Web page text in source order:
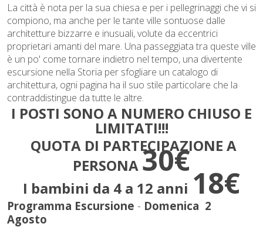
La città è nota per la sua chiesa e per i pellegrinaggi che vi si
compiono, ma anche per le tante ville sontuose dalle
architetture bizzarre e inusuali, volute da eccentrici
proprietari amanti del mare. Una passeggiata tra queste ville
è un po' come tornare indietro nel tempo, una divertente
escursione nella Storia per sfogliare un catalogo di
architettura, ogni pagina ha il suo stile particolare che la
contraddistingue da tutte le altre.
I POSTI SONO A NUMERO CHIUSO E
LIMITATI!!!
QUOTA DI PARTECIPAZIONE A
PERSONA 30€
I bambini da 4 a 12 anni 18€
Programma Escursione - Domenica 2
Agosto